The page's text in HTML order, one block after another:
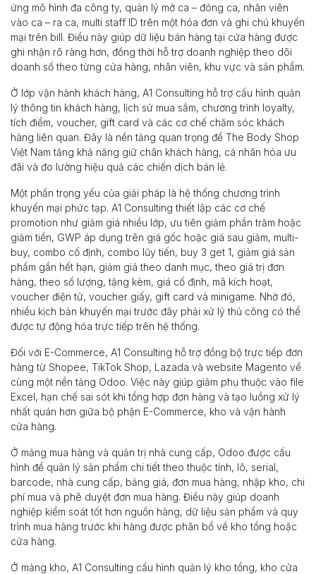
ứng mô hình đa công ty, quản lý mở ca – đóng ca, nhân viên
vào ca – ra ca, multi staff ID trên một hóa đơn và ghi chú khuyến
mại trên bill. Điều này giúp dữ liệu bán hàng tại cửa hàng được
ghi nhận rõ ràng hơn, đồng thời hỗ trợ doanh nghiệp theo dõi
doanh số theo từng cửa hàng, nhân viên, khu vực và sản phẩm.
Ở lớp vận hành khách hàng, A1 Consulting hỗ trợ cấu hình quản
lý thông tin khách hàng, lịch sử mua sắm, chương trình loyalty,
tích điểm, voucher, gift card và các cơ chế chăm sóc khách
hàng liên quan. Đây là nền tảng quan trọng để The Body Shop
Việt Nam tăng khả năng giữ chân khách hàng, cá nhân hóa ưu
đãi và đo lường hiệu quả các chiến dịch bán lẻ.
Một phần trọng yếu của giải pháp là hệ thống chương trình
khuyến mại phức tạp. A1 Consulting thiết lập các cơ chế
promotion như giảm giá nhiều lớp, ưu tiên giảm phần trăm hoặc
giảm tiền, GWP áp dụng trên giá gốc hoặc giá sau giảm, multi-
buy, combo cố định, combo lũy tiến, buy 3 get 1, giảm giá sản
phẩm gần hết hạn, giảm giá theo danh mục, theo giá trị đơn
hàng, theo số lượng, tặng kèm, giá cố định, mã kích hoạt,
voucher điện tử, voucher giấy, gift card và minigame. Nhờ đó,
nhiều kịch bản khuyến mại trước đây phải xử lý thủ công có thể
được tự động hóa trực tiếp trên hệ thống.
Đối với E-Commerce, A1 Consulting hỗ trợ đồng bộ trực tiếp đơn
hàng từ Shopee, TikTok Shop, Lazada và website Magento về
cùng một nền tảng Odoo. Việc này giúp giảm phụ thuộc vào file
Excel, hạn chế sai sót khi tổng hợp đơn hàng và tạo luồng xử lý
nhất quán hơn giữa bộ phận E-Commerce, kho và vận hành
cửa hàng.
Ở mảng mua hàng và quản trị nhà cung cấp, Odoo được cấu
hình để quản lý sản phẩm chi tiết theo thuộc tính, lô, serial,
barcode, nhà cung cấp, bảng giá, đơn mua hàng, nhập kho, chi
phí mua và phê duyệt đơn mua hàng. Điều này giúp doanh
nghiệp kiểm soát tốt hơn nguồn hàng, dữ liệu sản phẩm và quy
trình mua hàng trước khi hàng được phân bổ về kho tổng hoặc
cửa hàng.
Ở mảng kho, A1 Consulting cấu hình quản lý kho tổng, kho cửa